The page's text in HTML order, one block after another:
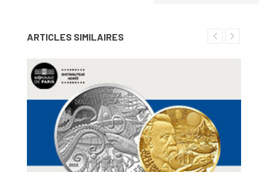
ARTICLES SIMILAIRES